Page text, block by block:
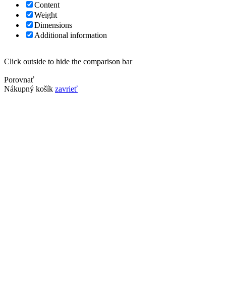
Content
Weight
Dimensions
Additional information
Click outside to hide the comparison bar
Porovnať
Nákupný košík zavrieť